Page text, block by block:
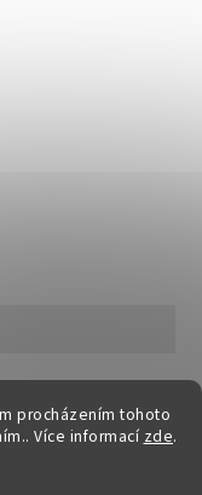
procházením tohoto
Více informací zde.